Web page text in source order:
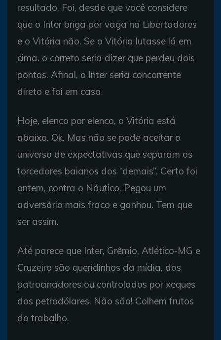
resultado. Foi, desde que você considere
que o Inter briga por vaga na Libertadores
e o Vitória não. Se o Vitória lutasse lá em
cima, o correto seria dizer que perdeu dois
pontos. Afinal, o Inter seria concorrente
direto e foi em casa.
Hoje, elenco por elenco, o Vitória está
abaixo. Ok. Mas não se pode aceitar o
universo de expectativas que separam os
torcedores baianos dos “demais”. Certo foi
ontem, contra o Náutico. Pegou um
adversário mais fraco e ganhou. Tem que
ser assim.
Até parece que Inter, Grêmio, Atlético-MG e
Cruzeiro são queridinhos da mídia, dos
patrocinadores ou controlados por xeques
dos petrodólares. Não são! Colhem frutos
do trabalho.